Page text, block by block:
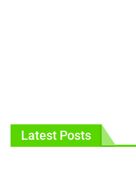
Latest Posts